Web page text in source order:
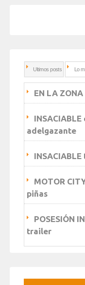
Ultimos posts Lo
EN LA
adelgazante
MOTOR
piñas
POSESIÓN
trailer